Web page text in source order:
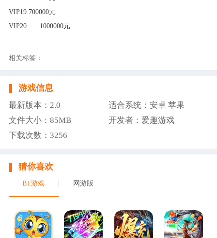
VIP19 700000元
VIP20
1000000元
相关标签：
游戏信息
最新版本：2.0
适合系统：安卓 苹果
文件大小：85MB
开发者：爱趣游戏
下载次数：3256
猜你喜欢
BT游戏 网游版